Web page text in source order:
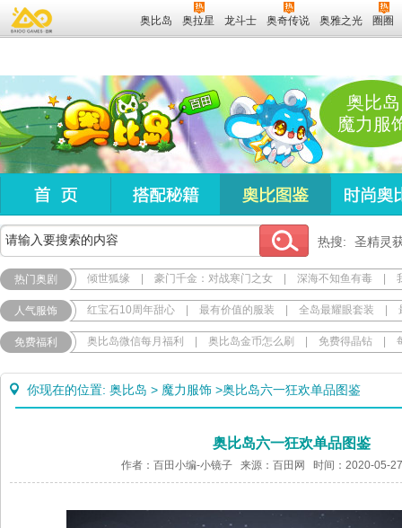
奥比岛 奥拉星 龙斗士 奥奇传说 奥雅之光 圈圈
奥比岛
魔力服
热搜: 圣精灵
热门奥剧 倾世狐缘 豪门千金：对战寒门之女 深海不知鱼有毒
人气服饰 红宝石10周年甜心 最有价值的服装 全岛最耀眼套装
免费福利 奥比岛微信每月福利 奥比岛金币怎么刷 免费得晶钻
你现在的位置: 奥比岛 > 魔力服饰 >奥比岛六一狂欢单品图鉴
奥比岛六一狂欢单品图鉴
作者：百田小编-小镜子 来源：百田网 时间：2020-05-